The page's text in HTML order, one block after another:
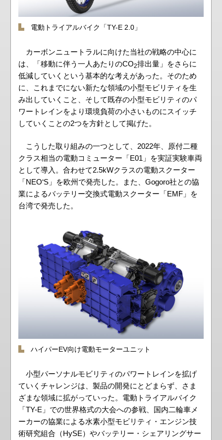
電動トライアルバイク「TY-E 2.0」
カーボンニュートラルに向けた当社の戦略の中心に
は、「移動に伴う一人あたりのCO2排出量」をさらに
低減していくという基本的な考えがあった。そのため
に、これまでにない新たな領域の小型モビリティを生
み出していくこと、そして既存の小型モビリティのパ
ワートレインをより環境負荷の小さいものにスイッチ
していくことの2つを方針として掲げた。
こうした取り組みの一つとして、2022年、原付二種
クラス相当の電動コミューター「E01」を実証実験車両
として導入。合わせて2.5kWクラスの電動スクーター
「NEO‘S」を欧州で発売した。また、Gogoro社との協
業によるバッテリー交換式電動スクーター「EMF」を
台湾で発売した。
ハイパーEV向け電動モーターユニット
小型パーソナルモビリティのパワートレインを拡げ
ていくチャレンジは、製品の開発にとどまらず、さま
ざまな領域に拡がっていった。電動トライアルバイク
「TY-E」での世界格式の大会への参戦、国内二輪車メ
ーカーの協業による水素小型モビリティ・エンジン技
術研究組合（HySE）やバッテリー・シェアリングサー